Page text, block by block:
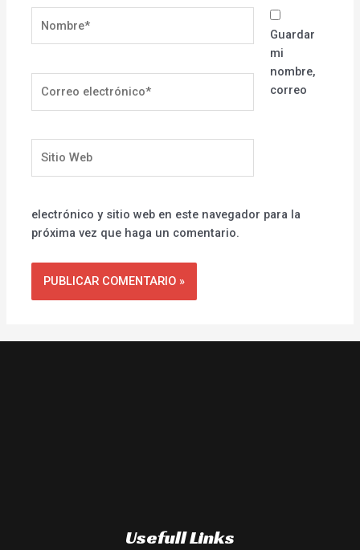
electrónico*
Web
Guardar
mi
nombre,
correo
electrónico y sitio web en este navegador para la
próxima vez que haga un comentario.
Usefull Links